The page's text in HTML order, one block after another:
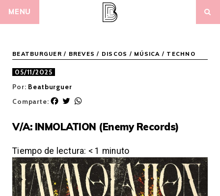
MENU
BEATBURGUER / BREVES / DISCOS / MÚSICA / TECHNO
05/11/2025
Por: Beatburguer
Comparte:
F
e
o
o
k
T
t
e
r
t
A
p
p
V/A: INMOLATION (Enemy Records)
Tiempo de lectura: < 1 minuto